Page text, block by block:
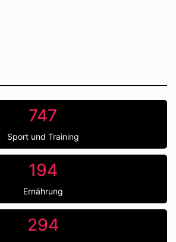
747
Sport und Training
194
Ernährung
294